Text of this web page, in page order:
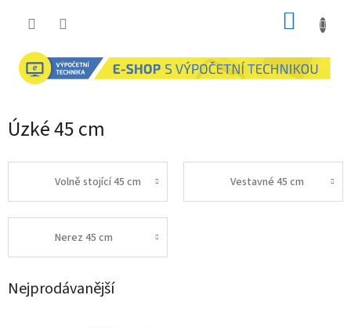
Úzké 45 cm
Volně stojící 45 cm Vestavné 45 cm
Nerez 45 cm
Nejprodávanější